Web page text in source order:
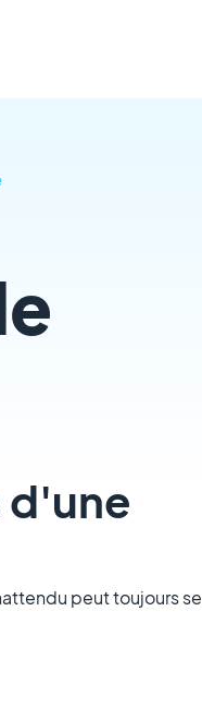
d'une
peut toujours se